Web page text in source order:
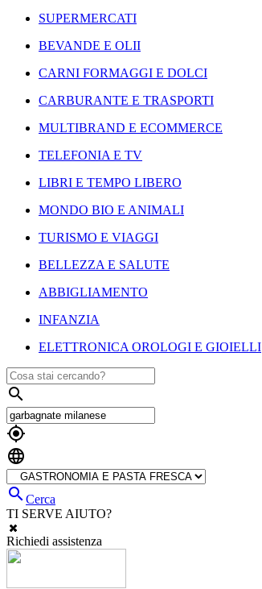
SUPERMERCATI
BEVANDE E OLII
CARNI FORMAGGI E DOLCI
CARBURANTE E TRASPORTI
MULTIBRAND E ECOMMERCE
TELEFONIA E TV
LIBRI E TEMPO LIBERO
MONDO BIO E ANIMALI
TURISMO E VIAGGI
BELLEZZA E SALUTE
ABBIGLIAMENTO
INFANZIA
ELETTRONICA OROLOGI E GIOIELLI



Cerca
TI SERVE AIUTO?
Richiedi assistenza